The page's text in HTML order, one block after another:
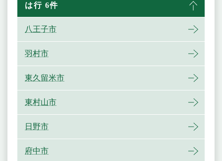
は行 6件
八王子市
羽村市
東久留米市
東村山市
日野市
府中市